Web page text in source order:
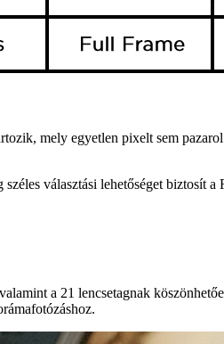
mely egyetlen pixelt sem
választási lehetőséget biztosít
a 21 lencsetagnak